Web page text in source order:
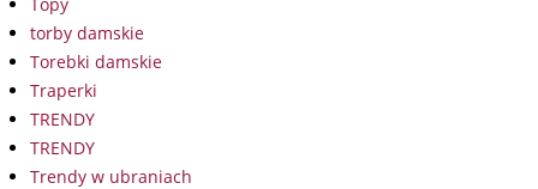
torby damskie
Torebki damskie
Traperki
TRENDY
TRENDY
Trendy w ubraniach